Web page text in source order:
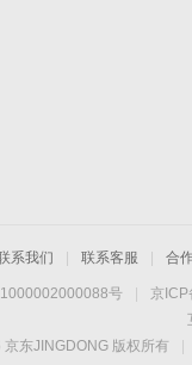
系我们 联系客服 合
号 京
京东JINGDONG 版权所有